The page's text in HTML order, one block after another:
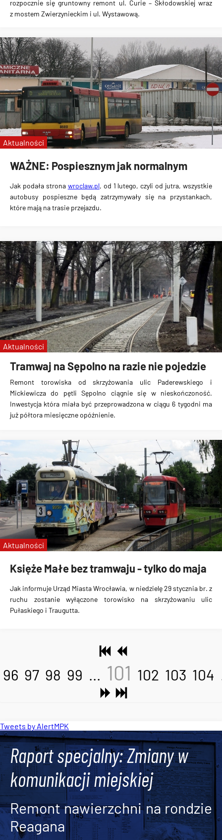
rozpocznie się gruntowny remont ul. Curie – Skłodowskiej wraz
z mostem Zwierzynieckim i ul. Wystawową.
WAŻNE: Pospiesznym jak normalnym
Jak podała strona wroclaw.pl, od 1 lutego, czyli od jutra,wszystkie
autobusy pospieszne będą zatrzymywały się na przystankach,
które mają na trasie przejazdu.
Aktualności
Tramwaj na Sępolno na razie nie pojedzie
Remont torowiska od skrzyżowania ulic Paderewskiego i
Mickiewicza do pętli Sępolno ciągnie się w nieskończoność.
Inwestycja która miała być przeprowadzona w ciągu 6 tygodni ma
już półtora miesięczne opóźnienie.
Aktualności
Księże Małe bez tramwaju - tylko do maja
Jak informuje Urząd Miasta Wrocławia, w niedzielę 29 stycznia br. z
ruchu zostanie wyłączone torowisko na skrzyżowaniu ulic
Pułaskiego i Traugutta.
Aktualności
96 97 98 99 ... 101 102 103 104
Tweets by AlertMPK
Raport specjalny: Zmiany w
komunikacji miejskiej
Remont nawierzchni na rondzie
Reagana